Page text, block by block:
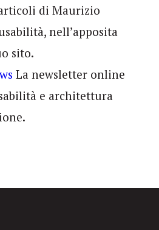
di Maurizio
nell’apposita
sito.
La newsletter online
e architettura